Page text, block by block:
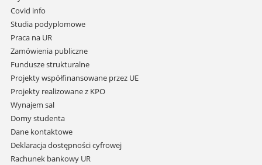
do
treści
Covid info
Studia podyplomowe
Praca na UR
Zamówienia publiczne
Fundusze strukturalne
Projekty współfinansowane przez UE
Projekty realizowane z KPO
Wynajem sal
Domy studenta
Dane kontaktowe
Deklaracja dostępności cyfrowej
Rachunek bankowy UR